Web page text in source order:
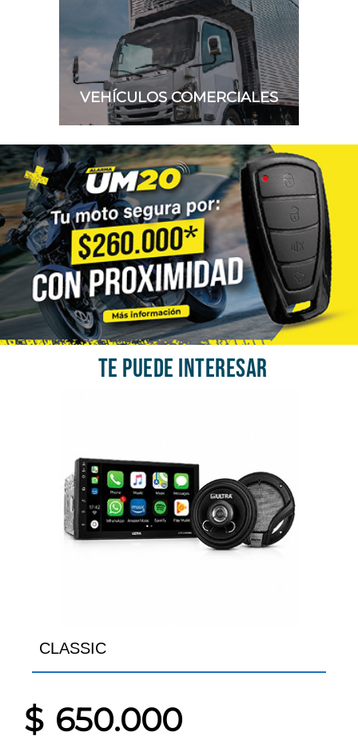
VEHÍCULOS COMERCIALES
TE PUEDE INTERESAR
CLASSIC
$ 650.000